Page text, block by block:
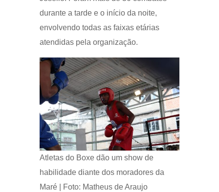
durante a tarde e o início da noite,
envolvendo todas as faixas etárias
atendidas pela organização.
Atletas do Boxe dão um show de
habilidade diante dos moradores da
Maré | Foto: Matheus de Araujo